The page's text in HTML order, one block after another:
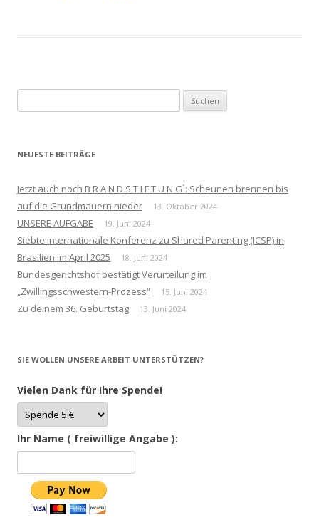
nach:
NEUESTE BEITRÄGE
Jetzt auch noch B R A N D S T I F T U N G¹: Scheunen brennen bis
auf die Grundmauern nieder
13. Oktober 2024
UNSERE AUFGABE 19. Juni 2024
Siebte internationale Konferenz zu Shared Parenting (ICSP) in
Brasilien im April 2025
18. Juni 2024
Bundesgerichtshof bestätigt Verurteilung im
„Zwillingsschwestern-Prozess“
15. Juni 2024
Zu deinem 36. Geburtstag 13. Juni 2024
SIE WOLLEN UNSERE ARBEIT UNTERSTÜTZEN?
Vielen Dank für Ihre Spende!
Ihr Name ( freiwillige Angabe ):